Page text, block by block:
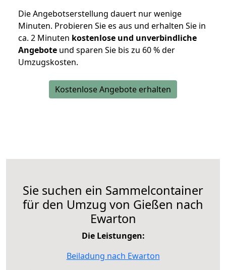
Die Angebotserstellung dauert nur wenige
Minuten. Probieren Sie es aus und erhalten Sie in
ca. 2 Minuten kostenlose und unverbindliche
Angebote und sparen Sie bis zu 60 % der
Umzugskosten.
Kostenlose Angebote erhalten
Sie suchen ein Sammelcontainer
für den Umzug von Gießen nach
Ewarton
Die Leistungen:
Beiladung nach Ewarton